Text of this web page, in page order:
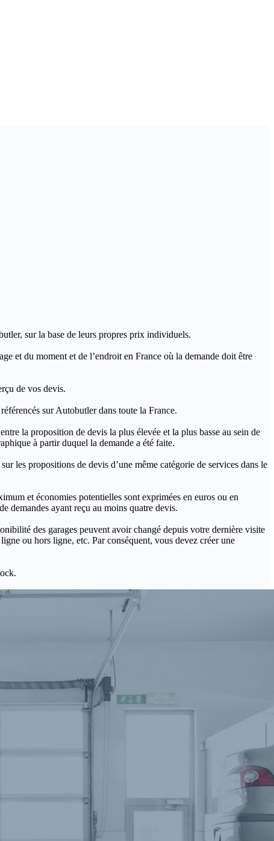
sur la base de leurs propres prix individuels.
et du moment et de l’endroit en France où la demande doit être
de vos devis.
sur Autobutler dans toute la France.
la proposition de devis la plus élevée et la plus basse au sein de
à partir duquel la demande a été faite.
propositions de devis d’une même catégorie de services dans le
et économies potentielles sont exprimées en euros ou en
demandes ayant reçu au moins quatre devis.
des garages peuvent avoir changé depuis votre dernière visite
ou hors ligne, etc. Par conséquent, vous devez créer une